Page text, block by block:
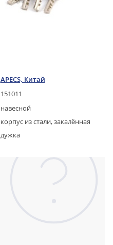
APECS, Китай
151011
навесной
корпус из стали, закалённая
дужка